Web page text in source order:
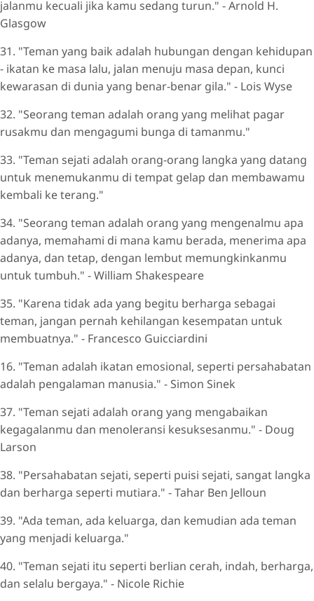
jalanmu kecuali jika kamu sedang turun." - Arnold H.
Glasgow
31. "Teman yang baik adalah hubungan dengan kehidupan
- ikatan ke masa lalu, jalan menuju masa depan, kunci
kewarasan di dunia yang benar-benar gila." - Lois Wyse
32. "Seorang teman adalah orang yang melihat pagar
rusakmu dan mengagumi bunga di tamanmu."
33. "Teman sejati adalah orang-orang langka yang datang
untuk menemukanmu di tempat gelap dan membawamu
kembali ke terang."
34. "Seorang teman adalah orang yang mengenalmu apa
adanya, memahami di mana kamu berada, menerima apa
adanya, dan tetap, dengan lembut memungkinkanmu
untuk tumbuh." - William Shakespeare
35. "Karena tidak ada yang begitu berharga sebagai
teman, jangan pernah kehilangan kesempatan untuk
membuatnya." - Francesco Guicciardini
16. "Teman adalah ikatan emosional, seperti persahabatan
adalah pengalaman manusia." - Simon Sinek
37. "Teman sejati adalah orang yang mengabaikan
kegagalanmu dan menoleransi kesuksesanmu." - Doug
Larson
38. "Persahabatan sejati, seperti puisi sejati, sangat langka
dan berharga seperti mutiara." - Tahar Ben Jelloun
39. "Ada teman, ada keluarga, dan kemudian ada teman
yang menjadi keluarga."
40. "Teman sejati itu seperti berlian cerah, indah, berharga,
dan selalu bergaya." - Nicole Richie